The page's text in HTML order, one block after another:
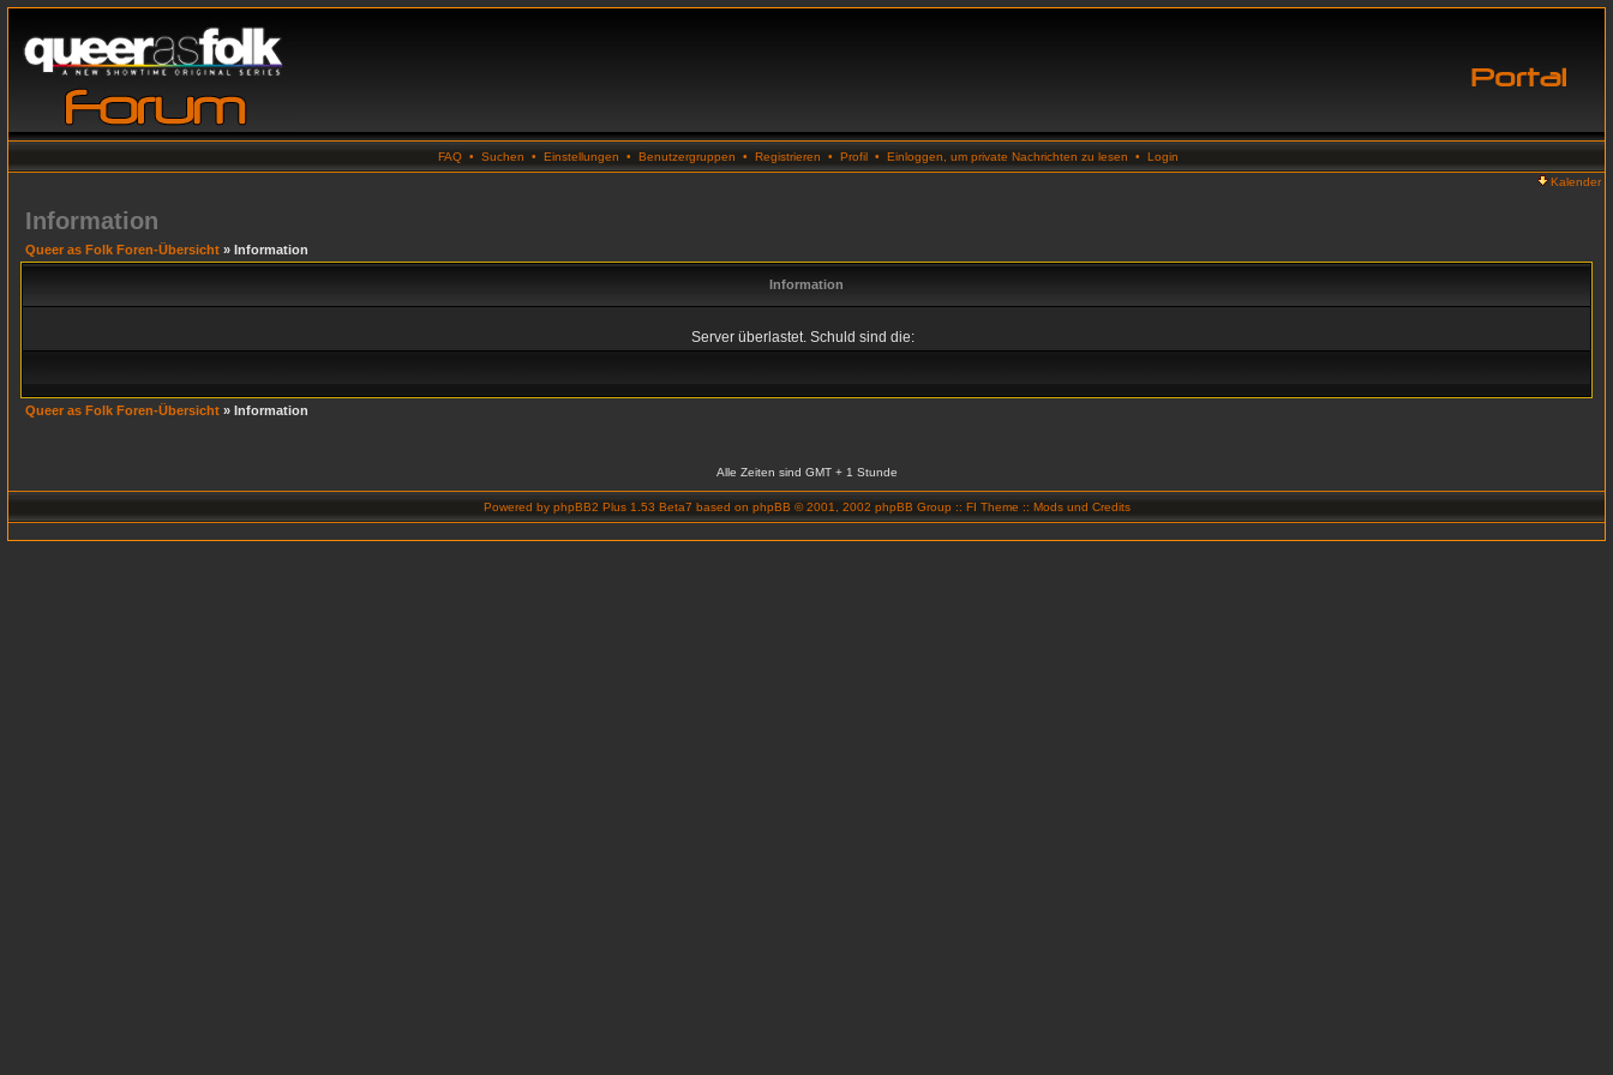
FAQ • Suchen • Einstellungen • Benutzergruppen • Registrieren • Profil • Einloggen, um private Nachrichten zu lesen • Login
Kalender
Information
Queer as Folk Foren-Übersicht » Information
Information
Server überlastet. Schuld sind die:
Queer as Folk Foren-Übersicht » Information
Alle Zeiten sind GMT + 1 Stunde
Powered by phpBB2 Plus 1.53 Beta7 based on phpBB © 2001, 2002 phpBB Group :: FI Theme :: Mods und Credits